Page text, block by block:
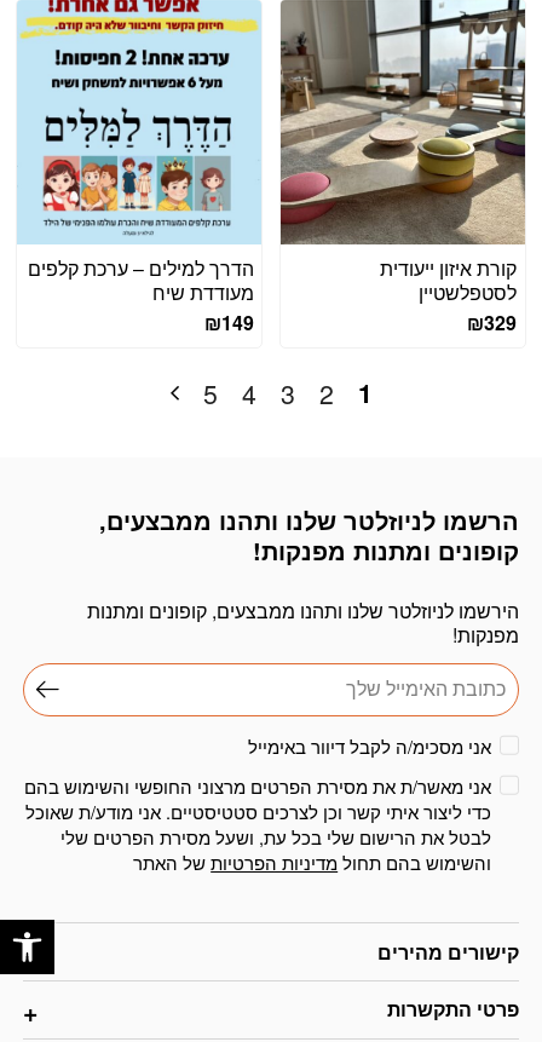
₪384.
₪334.
קורת איזון ייעודית
לסטפלשטיין
₪329
הדרך למילים – ערכת קלפים
מעודדת שיח
₪149
1
2
3
4
5
קישורים מהירים
פרטי התקשרות
הרשמו לניוזלטר שלנו ותהנו ממבצעים,
קופונים ומתנות מפנקות!
הירשמו לניוזלטר שלנו ותהנו ממבצעים, קופונים ומתנות
מפנקות!
דוא׳׳ל
אני מסכימ/ה לקבל דיוור באימייל
אני מאשר/ת את מסירת הפרטים מרצוני החופשי והשימוש בהם
כדי ליצור איתי קשר וכן לצרכים סטטיסטיים. אני מודע/ת שאוכל
לבטל את הרישום שלי בכל עת, ושעל מסירת הפרטים שלי
והשימוש בהם תחולמדיניות הפרטיותשל האתר